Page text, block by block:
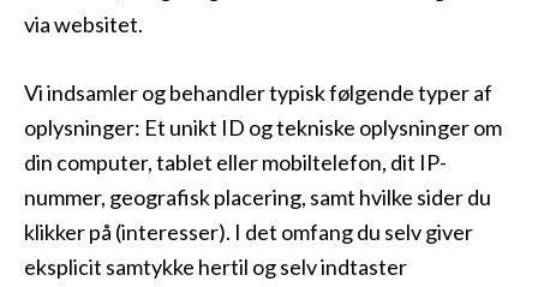
via websitet.
Vi indsamler og behandler typisk følgende typer af
oplysninger: Et unikt ID og tekniske oplysninger om
din computer, tablet eller mobiltelefon, dit IP-
nummer, geografisk placering, samt hvilke sider du
klikker på (interesser). I det omfang du selv giver
eksplicit samtykke hertil og selv indtaster